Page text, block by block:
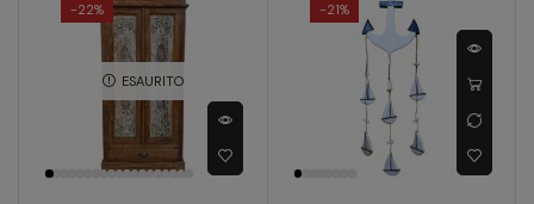
-22%
ESAURITO
-21%